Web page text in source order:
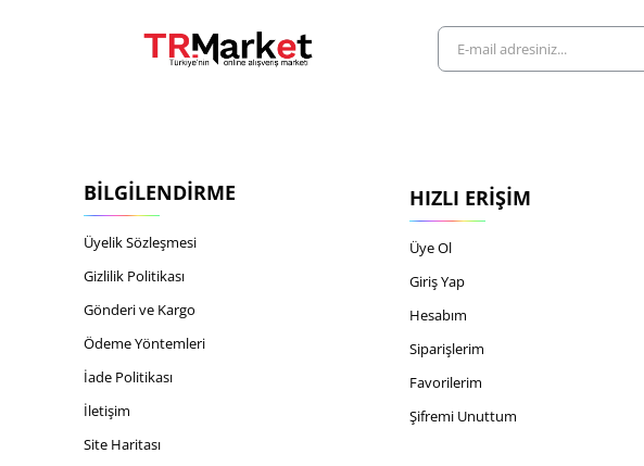
E-
mail
adresiniz...
BILGILENDIRME
Üyelik Sözleşmesi
Gizlilik Politikası
Gönderi ve Kargo
Ödeme Yöntemleri
İade Politikası
İletişim
Site Haritası
HIZLI ERIŞIM
Üye Ol
Giriş Yap
Hesabım
Siparişlerim
Favorilerim
Şifremi Unuttum